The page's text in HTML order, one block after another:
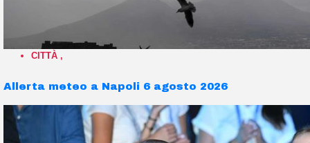
CITTÀ ,
Allerta meteo a Napoli 6 agosto 2026